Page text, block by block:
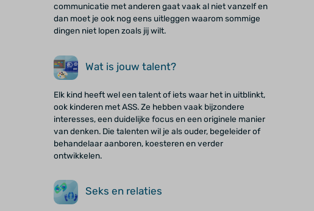
communicatie met anderen gaat vaak al niet vanzelf en
dan moet je ook nog eens uitleggen waarom sommige
dingen niet lopen zoals jij wilt.
Wat is jouw talent?
Elk kind heeft wel een talent of iets waar het in uitblinkt,
ook kinderen met ASS. Ze hebben vaak bijzondere
interesses, een duidelijke focus en een originele manier
van denken. Die talenten wil je als ouder, begeleider of
behandelaar aanboren, koesteren en verder
ontwikkelen.
Seks en relaties